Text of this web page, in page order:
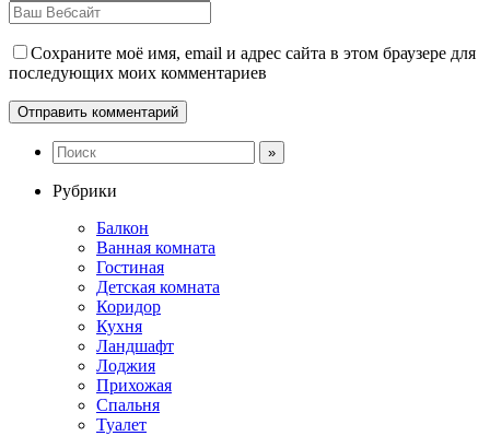
Сохраните моё имя, email и адрес сайта в этом браузере для
последующих моих комментариев
Рубрики
Балкон
Ванная комната
Гостиная
Детская комната
Коридор
Кухня
Ландшафт
Лоджия
Прихожая
Спальня
Туалет